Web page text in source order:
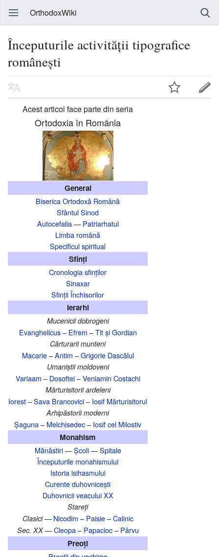
OrthodoxWiki
Începuturile activității tipografice
românești
Acest articol face parte din seria
Ortodoxia în România
General
Biserica Ortodoxă Română
Sfântul Sinod
Autocefalia—Patriarhatul
Limba română
Specificul spiritual
Sfinți
Cronologia sfinților
Sinaxar
Sfinții Închisorilor
Ierarhi
Mucenicii dobrogeni
Evanghelicus– Efrem –Tit și Gordian
Cărturarii munteni
Macarie–Antim –Grigorie Dascălul
Umaniștii moldoveni
Varlaam – Dosoftei–Veniamin Costachi
Mărturisitorii ardeleni
Iorest–Sava Brancovici– Iosif Mărturisitorul
Arhipăstorii moderni
Șaguna– Melchisedec– Iosif cel Milostiv
Monahism
Mănăstiri—Școli—Spitale
Începuturile monahismului
Istoria isihasmului
Curente duhovnicești
Duhovnicii veacului XX
Stareți
Clasici — Nicodim – Paisie–Calinic
Sec. XX — Cleopa– Papacioc– Pârvu
Preoți